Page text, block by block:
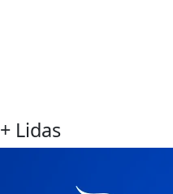
+ Lidas